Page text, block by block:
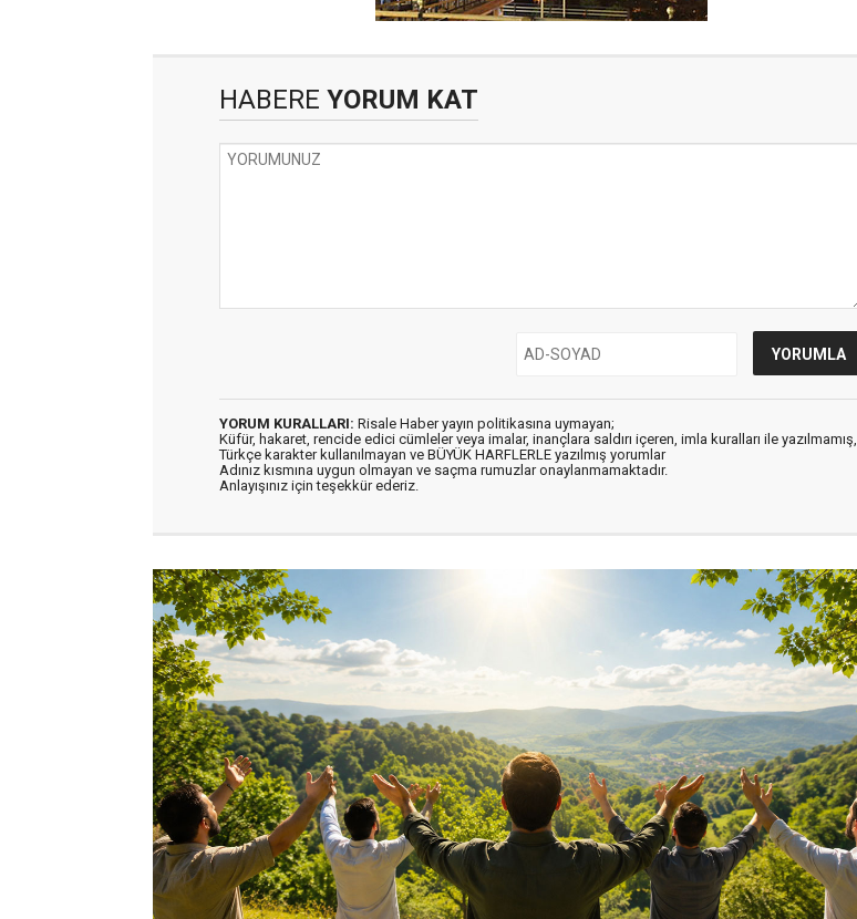
HABERE YORUM KAT
YORUM KURALLARI: Risale Haber yayın politikasına uymayan;
Küfür, hakaret, rencide edici cümleler veya imalar, inançlara saldırı içeren, imla kuralları ile yazılmamış,
Türkçe karakter kullanılmayan ve BÜYÜK HARFLERLE yazılmış yorumlar
Adınız kısmına uygun olmayan ve saçma rumuzlar onaylanmamaktadır.
Anlayışınız için teşekkür ederiz.